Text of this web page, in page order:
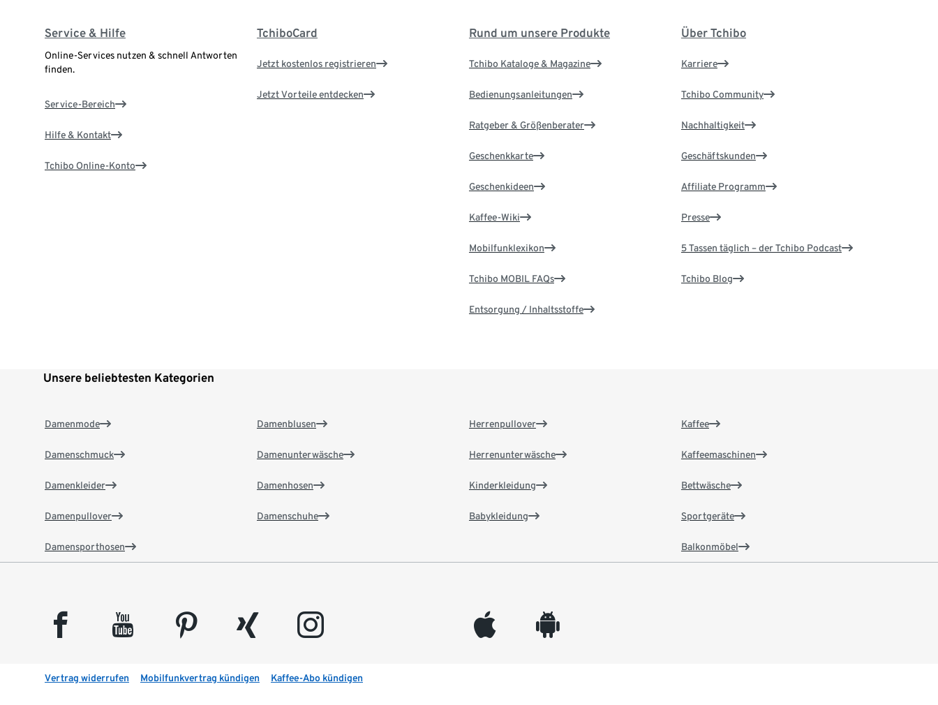
Service & Hilfe
Online-Services nutzen & schnell Antworten
finden.
Service-Bereich
Hilfe & Kontakt
Tchibo Online-Konto
TchiboCard
Jetzt kostenlos registrieren
Jetzt Vorteile entdecken
Rund um unsere Produkte
Tchibo Kataloge & Magazine
Bedienungsanleitungen
Ratgeber & Größenberater
Geschenkkarte
Geschenkideen
Kaffee-Wiki
Mobilfunklexikon
Tchibo MOBIL FAQs
Entsorgung / Inhaltsstoffe
Über Tchibo
Karriere
Tchibo Community
Nachhaltigkeit
Geschäftskunden
Affiliate Programm
Presse
5 Tassen täglich – der Tchibo Podcast
Tchibo Blog
Unsere beliebtesten Kategorien
Damenmode
Damenschmuck
Damenkleider
Damenpullover
Damensporthosen
Damenblusen
Damenunterwäsche
Damenhosen
Damenschuhe
Herrenpullover
Herrenunterwäsche
Kinderkleidung
Babykleidung
Kaffee
Kaffeemaschinen
Bettwäsche
Sportgeräte
Balkonmöbel
facebook youtube pinterest xing instagram appleinc android
Vertrag widerrufen Mobilfunkvertrag kündigen Kaffee-Abo kündigen